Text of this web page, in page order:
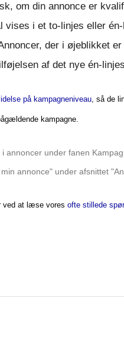
om din annonce er
vises i et to-linjes eller
der i øjeblikket
af det nye én-
på kampagneniveau, så de
kampagne.
under fanen
annonce" under afsnittet
ved at læse vores ofte stillede